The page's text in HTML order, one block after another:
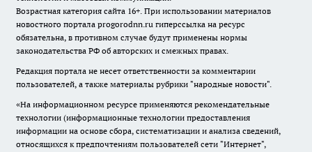
Возрастная категория сайта 16+. При использовании материалов
новостного портала progorodnn.ru гиперссылка на ресурс
обязательна, в противном случае будут применены нормы
законодательства РФ об авторских и смежных правах.
Редакция портала не несет ответственности за комментарии
пользователей, а также материалы рубрики "народные новости".
«На информационном ресурсе применяются рекомендательные
технологии (информационные технологии предоставления
информации на основе сбора, систематизации и анализа сведений,
относящихся к предпочтениям пользователей сети "Интернет",